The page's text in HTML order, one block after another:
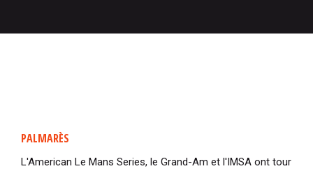
PALMARÈS
L'American Le Mans Series, le Grand-Am et l'IMSA ont tour